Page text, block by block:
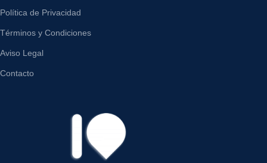
Política de Privacidad
Términos y Condiciones
Aviso Legal
Contacto